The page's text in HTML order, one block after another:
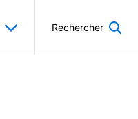
Rechercher